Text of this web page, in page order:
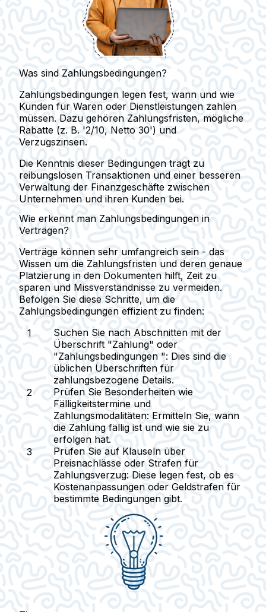
Was sind Zahlungsbedingungen?
Zahlungsbedingungen legen fest, wann und wie
Kunden für Waren oder Dienstleistungen zahlen
müssen. Dazu gehören Zahlungsfristen, mögliche
Rabatte (z. B. '2/10, Netto 30') und
Verzugszinsen.
Die Kenntnis dieser Bedingungen trägt zu
reibungslosen Transaktionen und einer besseren
Verwaltung der Finanzgeschäfte zwischen
Unternehmen und ihren Kunden bei.
Wie erkennt man Zahlungsbedingungen in
Verträgen?
Verträge können sehr umfangreich sein - das
Wissen um die Zahlungsfristen und deren genaue
Platzierung in den Dokumenten hilft, Zeit zu
sparen und Missverständnisse zu vermeiden.
Befolgen Sie diese Schritte, um die
Zahlungsbedingungen effizient zu finden:
Suchen Sie nach Abschnitten mit der
Überschrift "Zahlung" oder
"Zahlungsbedingungen ": Dies sind die
üblichen Überschriften für
zahlungsbezogene Details.
Prüfen Sie Besonderheiten wie
Fälligkeitstermine und
Zahlungsmodalitäten: Ermitteln Sie, wann
die Zahlung fällig ist und wie sie zu
erfolgen hat.
Prüfen Sie auf Klauseln über
Preisnachlässe oder Strafen für
Zahlungsverzug: Diese legen fest, ob es
Kostenanpassungen oder Geldstrafen für
bestimmte Bedingungen gibt.